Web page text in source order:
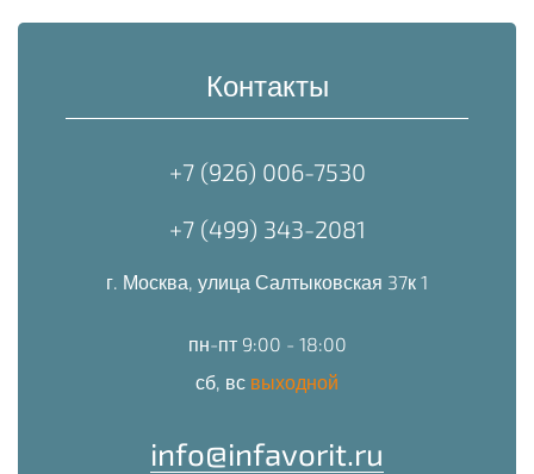
Контакты
+7 (926) 006-7530
+7 (499) 343-2081
г. Москва, улица Салтыковская 37к 1
пн-пт 9:00 - 18:00
сб, вс выходной
info@infavorit.ru